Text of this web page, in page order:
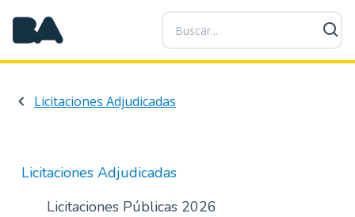
P
a
s
a
Licitaciones Adjudicadas
Licitaciones Adjudicadas
Licitaciones Públicas 2026